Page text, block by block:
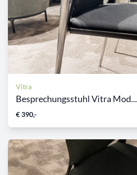
Vitra
Besprechungsstuhl Vitra Mod...
€ 390,-